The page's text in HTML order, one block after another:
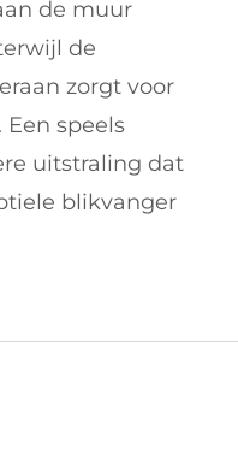
de muur
de
zorgt voor
speels
uitstraling dat
blikvanger